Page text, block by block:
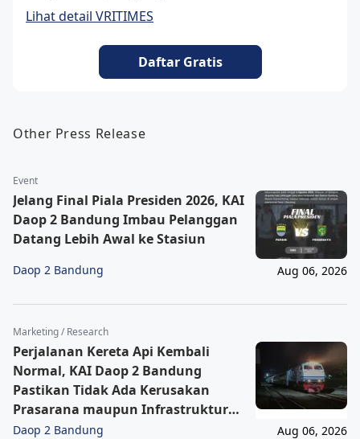
Lihat detail VRITIMES
Daftar Gratis
Other Press Release
Event
Jelang Final Piala Presiden 2026, KAI
Daop 2 Bandung Imbau Pelanggan
Datang Lebih Awal ke Stasiun
Daop 2 Bandung Aug 06, 2026
Marketing / Research
Perjalanan Kereta Api Kembali
Normal, KAI Daop 2 Bandung
Pastikan Tidak Ada Kerusakan
Prasarana maupun Infrastruktur
Operasional Pasca Gempa
Daop 2 Bandung Aug 06, 2026